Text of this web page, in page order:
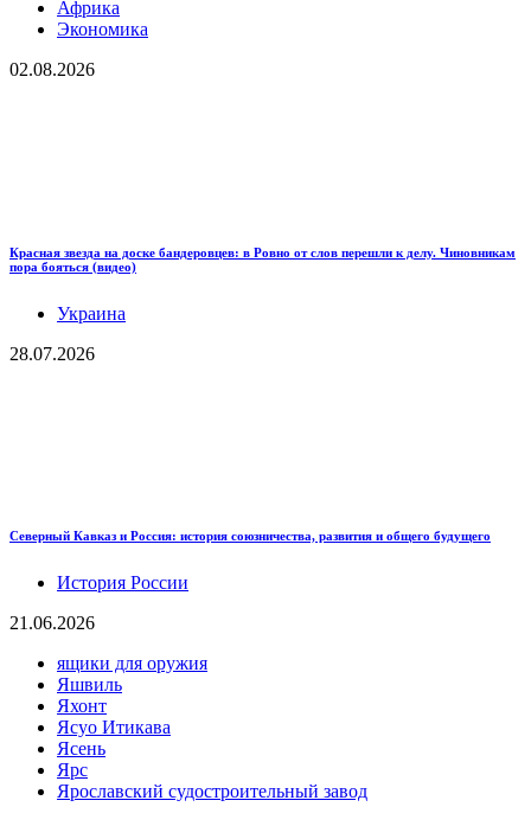
Африка
Экономика
02.08.2026
Красная звезда на доске бандеровцев: в Ровно от слов перешли к делу. Чиновникам
пора бояться (видео)
Украина
28.07.2026
Северный Кавказ и Россия: история союзничества, развития и общего будущего
История России
21.06.2026
ящики для оружия
Яшвиль
Яхонт
Ясуо Итикава
Ясень
Ярс
Ярославский судостроительный завод